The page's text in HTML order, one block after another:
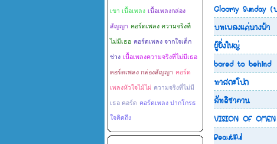
Gloomy Sunday (
บทเพลงแด่นางฟ้า
ผู้ยิ่งใหญ่
bored to behind
ทาสกะโปก
ลัทธิซาตาน
VISION OF
Beautiful
เขา เนื้อเพลง เนื้อเพลงกล่อง
สัญญา คอร์ดเพลง ความจริงที่
ไม่มีเธอ คอร์ดเพลง จากใจเด็ก
ช่าง เนื้อเพลงความจริงที่ไม่มีเธอ
คอร์ดเพลง กล่องสัญญา คอร์ด
เพลงหัวใจไม้ไผ่ ความจริงที่ไม่มี
เธอ คอร์ด คอร์ดเพลง ปากโกรธ
ใจคิดถึง